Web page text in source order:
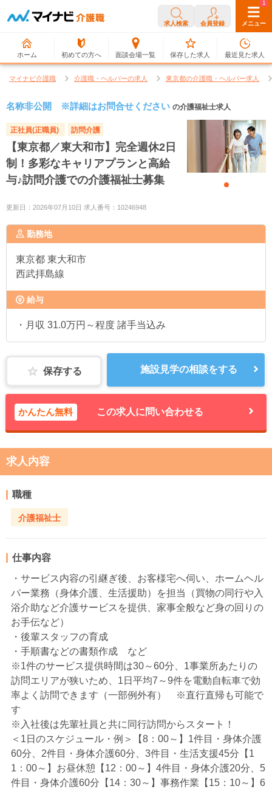
求人検索 会員登録 メニュー
ホーム 初めての方へ 面談会場一覧
0
保存した求人
1
最近見た求人
マイナビ介護職 介護職・ヘルパーの求人 東京都の介護職・ヘルパー求人
名称非公開 ※詳細はお問合せください の介護福祉士求人
正社員(正職員) 訪問介護
【東京都／東大和市】完全週休2日
制！多彩なキャリアプランと高給
与♪訪問介護での介護福祉士募集
更新日：2026年07月10日 求人番号：10246948
勤務地
東京都 東大和市
西武拝島線
給与
・月収 31.0万円～程度 諸手当込み
保存する 施設見学の相談をする
かんたん無料 この求人に問い合わせる
求人内容
職種
介護福祉士
仕事内容
・サービス内容の引継ぎ後、お客様宅へ伺い、ホームヘル
パー業務（身体介護、生活援助）を担当（買物の同行や入
浴介助など介護サービスを提供、家事全般など身の回りの
お手伝など）
・後輩スタッフの育成
・手順書などの書類作成 など
※1件のサービス提供時間は30～60分、1事業所あたりの
訪問エリアが狭いため、1日平均7～9件を電動自転車で効
率よく訪問できます（一部例外有） ※直行直帰も可能で
す
※入社後は先輩社員と共に同行訪問からスタート！
＜1日のスケジュール・例＞【8：00～】1件目・身体介護
60分、2件目・身体介護60分、3件目・生活支援45分【1
1：00～】お昼休憩【12：00～】4件目・身体介護20分、5
件目・身体介護60分【14：30～】事務作業【15：10～】6